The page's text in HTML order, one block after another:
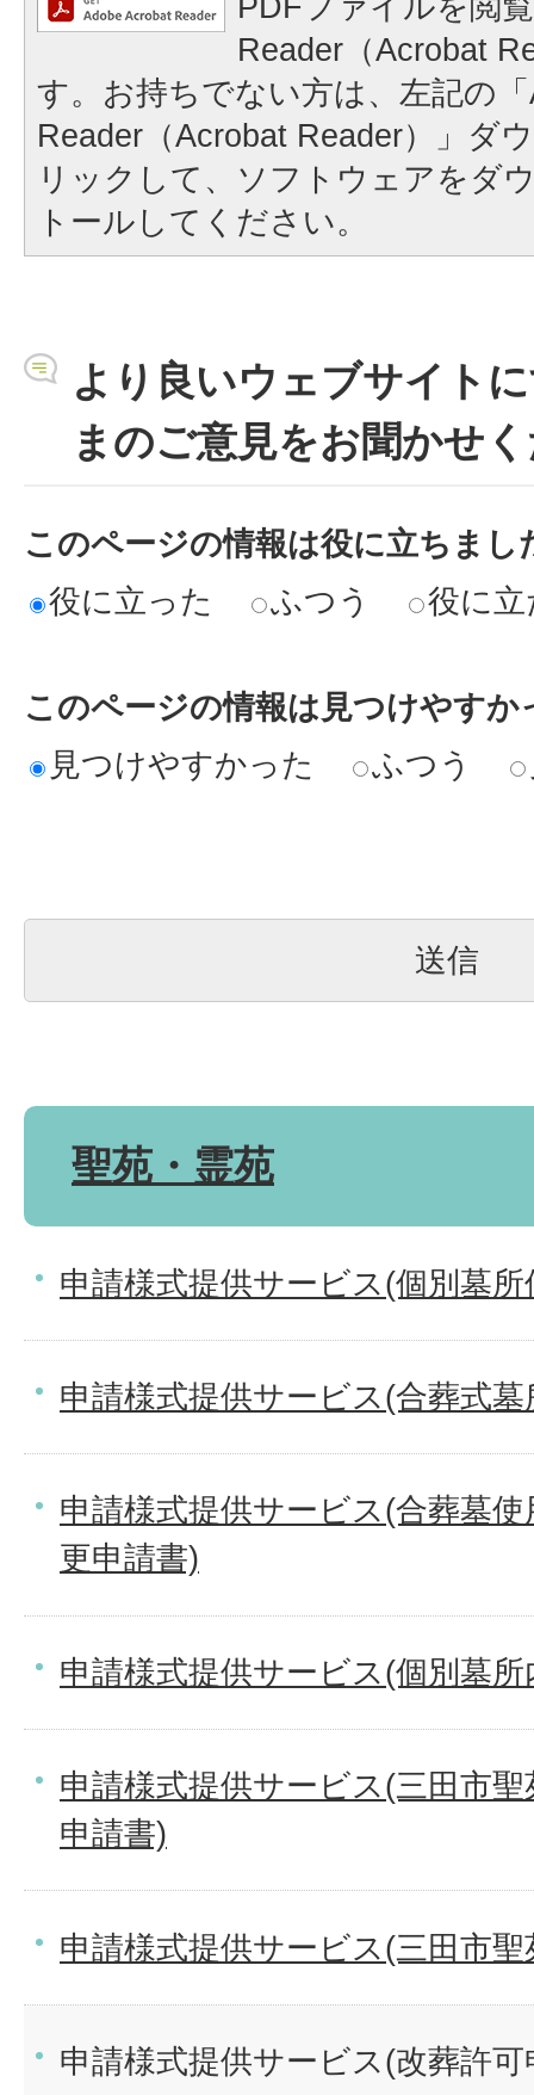
Reader（Acrobat
す。お持ちでない方は、左記の
Reader（Acrobat Reader）」ダ
リックして、ソフトウェアをダ
トールしてください。
より良いウェブサイト
まのご意見をお聞かせ
このページの情報は役に立ちまし
役に立った
ふつう 役に
このページの情報は見つけやすか
見つけやすかった
ふつう
聖苑・霊苑
申請様式提供サービス(個別墓
申請様式提供サービス(合葬式
申請様式提供サービス(合葬墓
更申請書)
申請様式提供サービス(個別墓
申請様式提供サービス(三田市
申請書)
申請様式提供サービス(三田市
申請様式提供サービス(改葬許可